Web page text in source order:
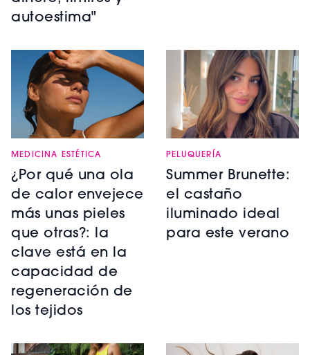
autoestima"
MEDICINA ESTÉTICA
¿Por qué una ola
de calor envejece
más unas pieles
que otras?: la
clave está en la
capacidad de
regeneración de
los tejidos
PELUQUERÍA
Summer Brunette:
el castaño
iluminado ideal
para este verano